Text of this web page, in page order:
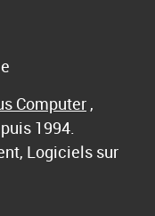
Computer ,
1994.
Logiciels sur